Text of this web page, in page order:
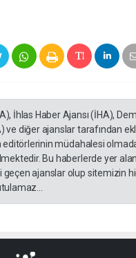
İhlas Haber Ajansı (İHA),
ve diğer ajanslar tarafından
müdahalesi
Bu haberlerde yer
ajanslar olup sitemizin